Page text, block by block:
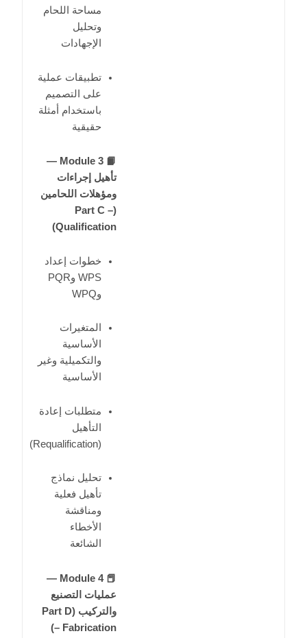
مساحة اللحام
وتحليل
الإجهادات
تطبيقات عملية
على التصميم
باستخدام أمثلة
حقيقية
📙 Module 3 —
تأهيل إجراءات
ومؤهلات اللحامين
(Part C –
Qualification)
خطوات إعداد
WPS وPQR
وWPQ
المتغيرات
الأساسية
والتكميلية وغير
الأساسية
متطلبات إعادة
التأهيل
(Requalification)
تحليل نماذج
تأهيل فعلية
ومناقشة
الأخطاء
الشائعة
📕 Module 4 —
عمليات التصنيع
والتركيب (Part D
– Fabrication)